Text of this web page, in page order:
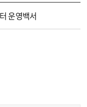
운영백서